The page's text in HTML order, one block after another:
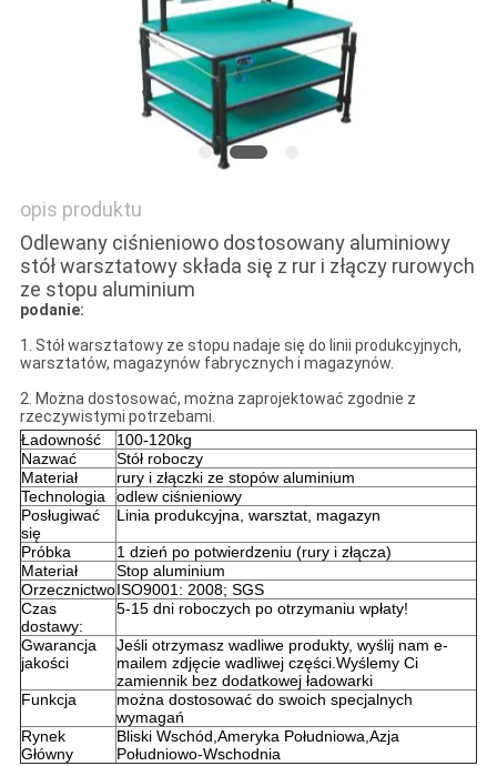
opis produktu
Odlewany ciśnieniowo dostosowany aluminiowy
stół warsztatowy składa się z rur i złączy rurowych
ze stopu aluminium
podanie:
1. Stół warsztatowy ze stopu nadaje się do linii produkcyjnych,
warsztatów, magazynów fabrycznych i magazynów.
2. Można dostosować, można zaprojektować zgodnie z
rzeczywistymi potrzebami.
Ładowność
100-120kg
Nazwać
Stół roboczy
Materiał
rury i złączki ze stopów aluminium
Technologia
odlew ciśnieniowy
Posługiwać
się
Linia produkcyjna, warsztat, magazyn
Próbka
1 dzień po potwierdzeniu (rury i złącza)
Materiał
Stop aluminium
OrzecznictwoISO9001: 2008; SGS
Czas
dostawy:
5-15 dni roboczych po otrzymaniu wpłaty!
Gwarancja
jakości
Jeśli otrzymasz wadliwe produkty, wyślij nam e-
mailem zdjęcie wadliwej części.Wyślemy Ci
zamiennik bez dodatkowej ładowarki
Funkcja
można dostosować do swoich specjalnych
wymagań
Rynek
Główny
Bliski Wschód,Ameryka Południowa,Azja
Południowo-Wschodnia